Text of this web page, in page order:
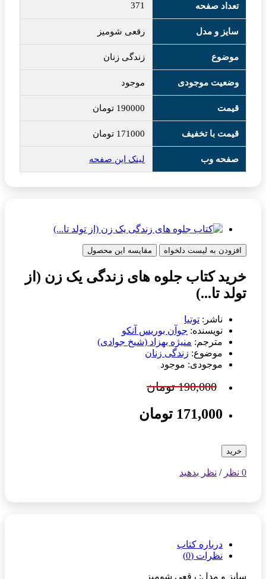
تعداد صفحه 371
سایز و مدل رقعی شومیز
موضوع زندگی زنان
وضعیت موجودی موجود
قیمت 190000 تومان
قیمت با تخفیف 171000 تومان
صفحه وب لینک این صفحه
افزودن به لیست دلخواه مقایسه این محصول
خرید کتاب جلوه های زندگی یک زن (از
تولد تا...)
ناشر: توتیا
نویسنده: جوآن بوریس آنکو
مترجم: منیژه بهزاد (شیخ جوادی)
موضوع: زندگی زنان
موجودی: موجود
190,000 تومان
171,000 تومان
خرید
0 نظر / نظر بدهید
درباره کتاب
نظرات (0)
سایز و مدل: رقعی شومیز